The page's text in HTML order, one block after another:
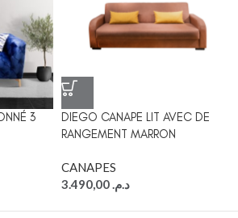
3
DIEGO CANAPE LIT AVEC DE
RANGEMENT MARRON
CANAPES
د.م.